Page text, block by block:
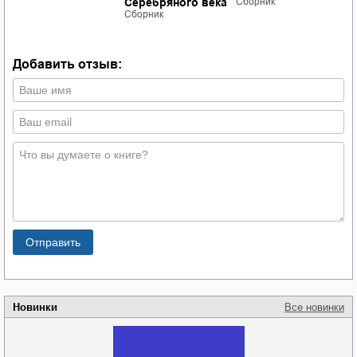
Новинки Все новинки
Сборник
Добавить отзыв: